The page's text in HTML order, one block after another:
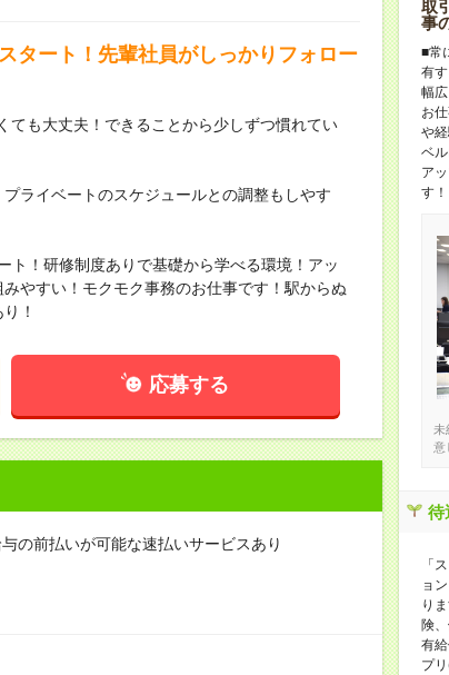
タート！先輩社員がしっかりフォロー
ても大丈夫！できることから少しずつ慣れてい
ライベートのスケジュールとの調整もしやす
ト！研修制度ありで基礎から学べる環境！アッ
やすい！モクモク事務のお仕事です！駅からぬ
！
応募する
の前払いが可能な速払いサービスあり
取
事
■常
有
幅
お
や
ベ
ア
す！
未
意
待
「
ョ
り
険
有
プ